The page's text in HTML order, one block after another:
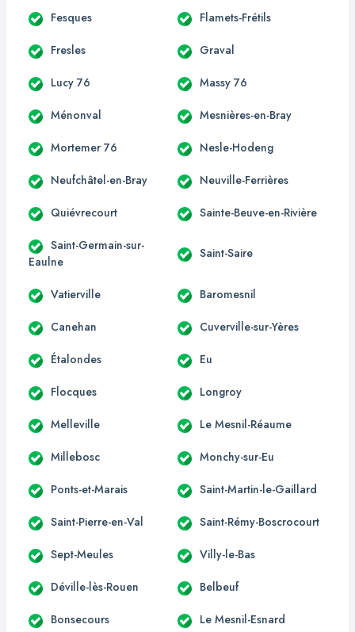
Fesques Flamets-Frétils
Fresles Graval
Lucy 76 Massy 76
Ménonval Mesnières-en-Bray
Mortemer 76 Nesle-Hodeng
Neufchâtel-en-Bray Neuville-Ferrières
Quiévrecourt Sainte-Beuve-en-Rivière
Saint-Germain-sur-
Eaulne
Saint-Saire
Vatierville Baromesnil
Canehan Cuverville-sur-Yères
Étalondes Eu
Flocques Longroy
Melleville Le Mesnil-Réaume
Millebosc Monchy-sur-Eu
Ponts-et-Marais Saint-Martin-le-Gaillard
Saint-Pierre-en-Val Saint-Rémy-Boscrocourt
Sept-Meules Villy-le-Bas
Déville-lès-Rouen Belbeuf
Bonsecours Le Mesnil-Esnard